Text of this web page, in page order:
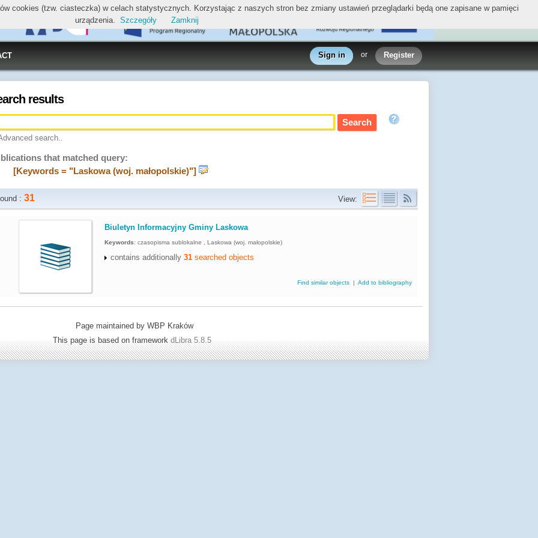
Sign in or Register
results
search..
that matched query:
[Keywords = "Laskowa (woj. małopolskie)"]
:31 View:
Biuletyn Informacyjny Gminy Laskowa
Keywords:czasopisma sublokalne , Laskowa (woj. małopolskie)
contains additionally31 searched objects
Find similar objects |Add to bibliography
Page maintained by WBP Kraków
This page is based on framework dLibra 5.8.5
cookies (tzw. ciasteczka) w celach statystycznych. Korzystając z naszych stron bez zmiany ustawień przeglądarki będą one zapisane w pamięci
urządzenia. Szczegóły Zamknij